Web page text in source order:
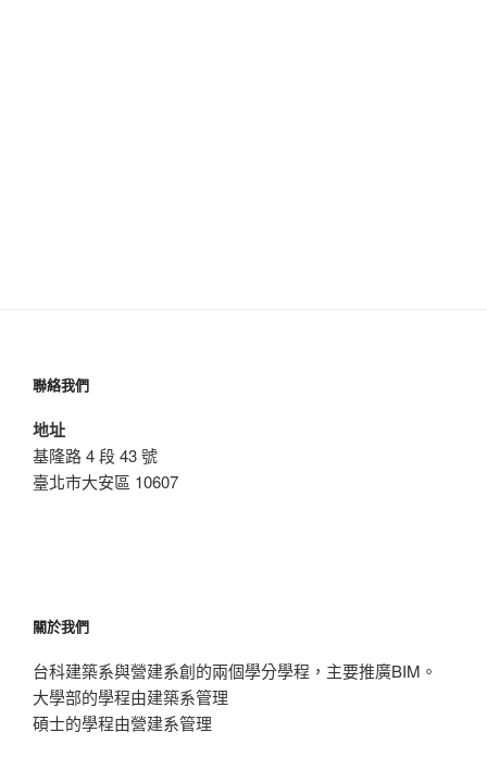
聯絡我們
地址
基隆路 4 段 43 號
臺北市大安區 10607
關於我們
台科建築系與營建系創的兩個學分學程，主要推廣BIM。
大學部的學程由建築系管理
碩士的學程由營建系管理